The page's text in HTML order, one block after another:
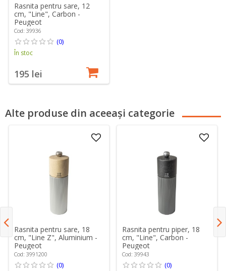
Rasnita pentru sare, 12
cm, "Line", Carbon -
Peugeot
Cod: 39936
(0)
În stoc
195 lei
Alte produse din aceeași categorie
Rasnita pentru sare, 18
cm, "Line Z", Aluminium -
Peugeot
Cod: 3991200
(0)
Rasnita pentru piper, 18
cm, "Line", Carbon -
Peugeot
Cod: 39943
(0)